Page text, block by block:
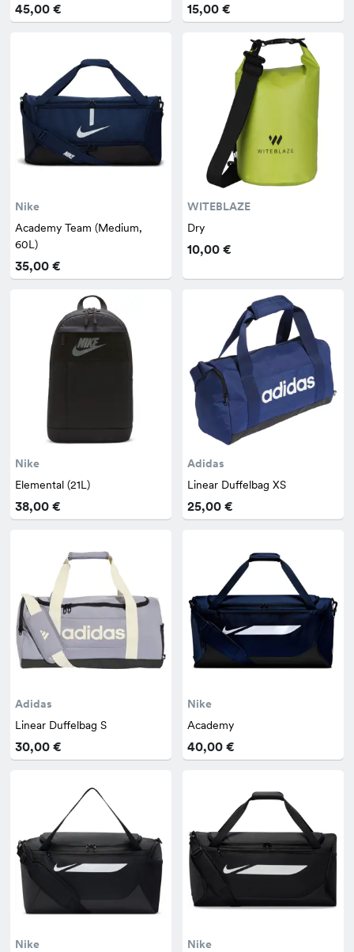
45,00 € 15,00 €
Nike
Academy Team (Medium,
60L)
35,00 €
WITEBLAZE
Dry
10,00 €
Nike
Elemental (21L)
38,00 €
Adidas
Linear Duffelbag XS
25,00 €
Adidas
Linear Duffelbag S
30,00 €
Nike
Academy
40,00 €
Nike Nike